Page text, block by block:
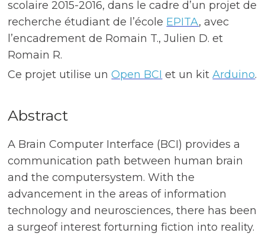
scolaire 2015-2016, dans le cadre d’un projet de
recherche étudiant de l’école EPITA, avec
l’encadrement de Romain T., Julien D. et
Romain R.
Ce projet utilise unOpen BCI et un kitArduino.
Abstract
A Brain Computer Interface (BCI) provides a
communication path between human brain
and the computersystem. With the
advancement in the areas of information
technology and neurosciences, there has been
a surgeof interest forturning fiction into reality.